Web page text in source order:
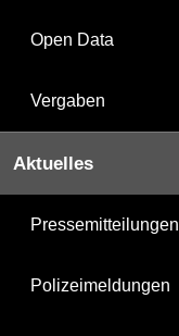
Open Data
Vergaben
Aktuelles
Pressemitteilungen
Polizeimeldungen